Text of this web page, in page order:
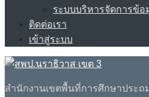
ระบบบริหารจัดการข้อ
ติดต่อเรา
เข้าสู่ระบบ
สำนักงานเขตพื้นที่การศึกษาประถ